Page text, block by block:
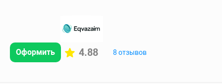
Оформить 4.88 8 отзывов